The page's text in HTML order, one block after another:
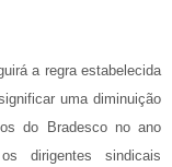
a regra estabelecida
uma diminuição
do Bradesco no ano
dirigentes sindicais